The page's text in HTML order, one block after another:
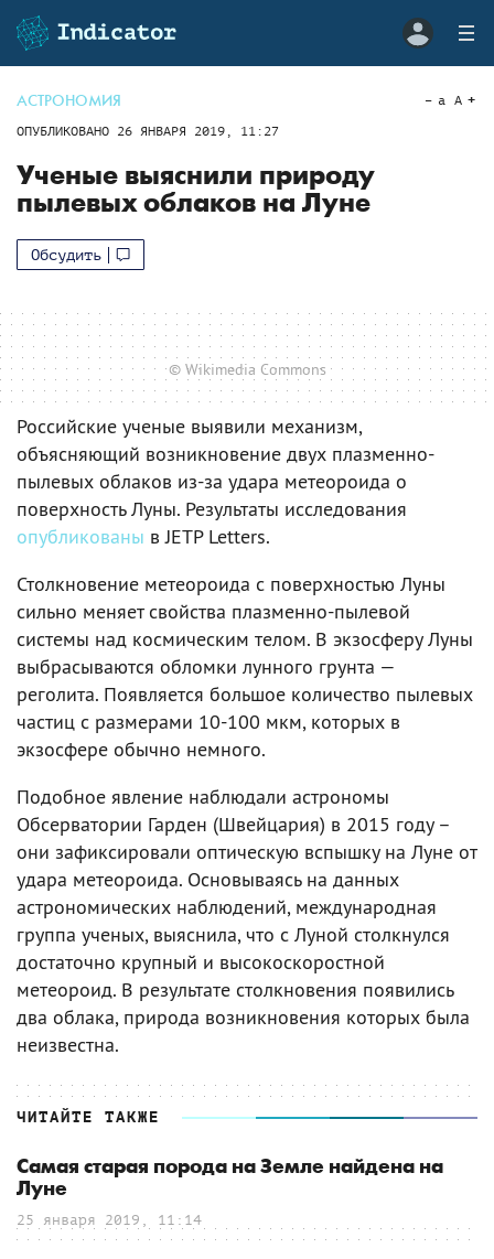
АСТРОНОМИЯ
ОПУБЛИКОВАНО 26 ЯНВАРЯ 2019, 11:27
a A
Ученые выяснили природу
пылевых облаков на Луне
Обсудить
© Wikimedia Commons
Российские ученые выявили механизм,
объясняющий возникновение двух плазменно-
пылевых облаков из-за удара метеороида о
поверхность Луны. Результаты исследования
опубликованы в JETP Letters.
Столкновение метеороида с поверхностью Луны
сильно меняет свойства плазменно-пылевой
системы над космическим телом. В экзосферу Луны
выбрасываются обломки лунного грунта —
реголита. Появляется большое количество пылевых
частиц с размерами 10-100 мкм, которых в
экзосфере обычно немного.
Подобное явление наблюдали астрономы
Обсерватории Гарден (Швейцария) в 2015 году –
они зафиксировали оптическую вспышку на Луне от
удара метеороида. Основываясь на данных
астрономических наблюдений, международная
группа ученых, выяснила, что с Луной столкнулся
достаточно крупный и высокоскоростной
метеороид. В результате столкновения появились
два облака, природа возникновения которых была
неизвестна.
ЧИТАЙТЕ ТАКЖЕ
Самая старая порода на Земле найдена на
Луне
25 января 2019, 11:14